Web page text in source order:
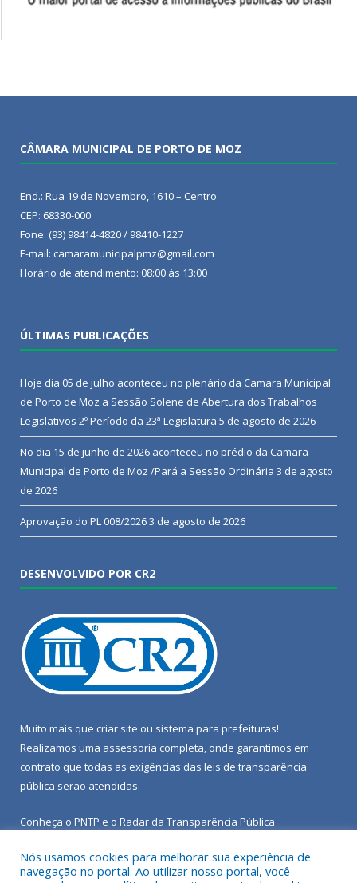
CÂMARA MUNICIPAL DE PORTO DE MOZ
End.: Rua 19 de Novembro, 1610 – Centro
CEP: 68330-000
Fone: (93) 98414-4820 / 98410-1227
E-mail: camaramunicipalpmz@gmail.com
Horário de atendimento: 08:00 às 13:00
ÚLTIMAS PUBLICAÇÕES
Hoje dia 05 de julho aconteceu no plenário da Camara Municipal
de Porto de Moz a Sessão Solene de Abertura dos Trabalhos
Legislativos 2º Período da 23ª Legislatura 5 de agosto de 2026
No dia 15 de junho de 2026 aconteceu no prédio da Camara
Municipal de Porto de Moz /Pará a Sessão Ordinária 3 de agosto
de 2026
Aprovação do PL 008/20263 de agosto de 2026
DESENVOLVIDO POR CR2
Muito mais que criar site ou sistema para prefeituras!
Realizamos uma assessoria completa, onde garantimos em
contrato que todas as exigências das leis de transparência
pública serão atendidas.
Conheça o PNTP e o Radar da Transparência Pública
Nós usamos cookies para melhorar sua experiência de
navegação no portal. Ao utilizar nosso portal, você